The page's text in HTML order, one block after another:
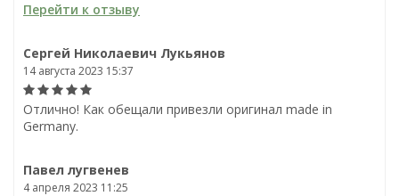
Перейти к отзыву
Сергей Николаевич Лукьянов
14 августа 2023 15:37
Отлично! Как обещали привезли оригинал made in
Germany.
Павел лугвенев
4 апреля 2023 11:25